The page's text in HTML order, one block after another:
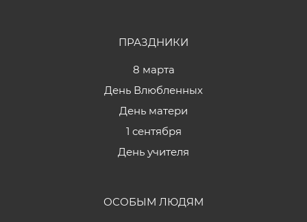
ПРАЗДНИКИ
8 марта
День Влюбленных
День матери
1 сентября
День учителя
ОСОБЫМ ЛЮДЯМ